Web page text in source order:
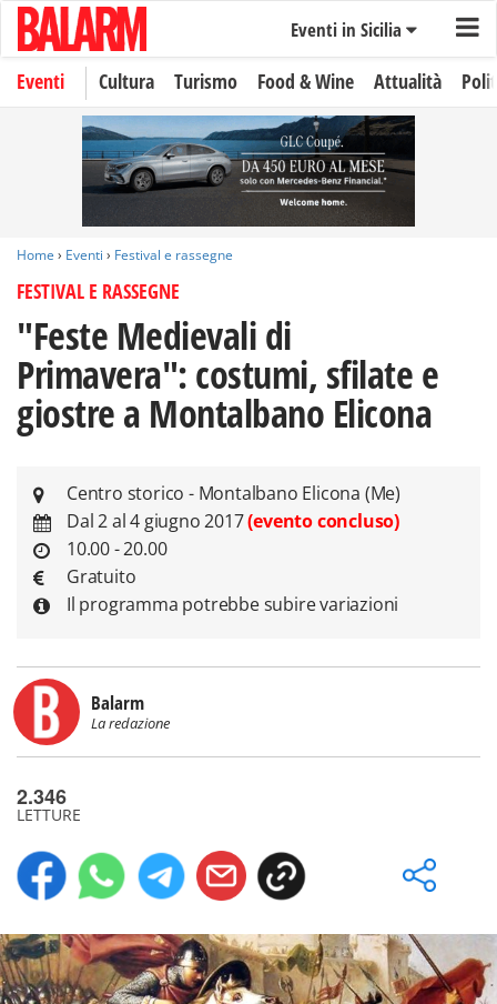
Eventi in Sicilia
Eventi Cultura Turismo Food & Wine Attualità
Home › Eventi › Festival e rassegne
FESTIVAL E RASSEGNE
"Feste Medievali di
Primavera": costumi, sfilate e
giostre a Montalbano Elicona
Centro storico - Montalbano Elicona (Me)
Dal 2 al 4 giugno 2017(evento concluso)
10.00 - 20.00
Gratuito
Il programma potrebbe subire variazioni
Balarm
La redazione
2.346
LETTURE